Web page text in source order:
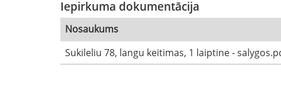
Iepirkuma dokumentācija
Nosaukums
Sukileliu 78, langu keitimas, 1 laiptine -